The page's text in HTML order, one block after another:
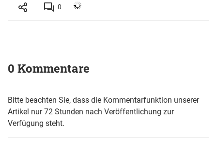
0
0 Kommentare
Bitte beachten Sie, dass die Kommentarfunktion unserer
Artikel nur 72 Stunden nach Veröffentlichung zur
Verfügung steht.